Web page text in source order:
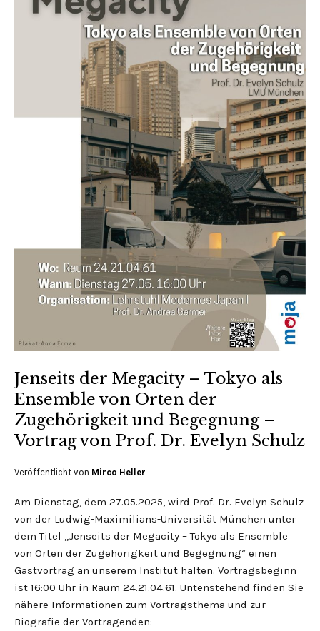
Jenseits der Megacity – Tokyo als
Ensemble von Orten der
Zugehörigkeit und Begegnung –
Vortrag von Prof. Dr. Evelyn Schulz
Veröffentlicht von Mirco Heller
Am Dienstag, dem 27.05.2025, wird Prof. Dr. Evelyn Schulz
von der Ludwig-Maximilians-Universität München unter
dem Titel „Jenseits der Megacity – Tokyo als Ensemble
von Orten der Zugehörigkeit und Begegnung“ einen
Gastvortrag an unserem Institut halten. Vortragsbeginn
ist 16:00 Uhr in Raum 24.21.04.61. Untenstehend finden Sie
nähere Informationen zum Vortragsthema und zur
Biografie der Vortragenden: